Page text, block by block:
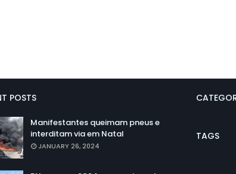
POSTS
Manifestantes queimam pneus e
interditam via em Natal
JANUARY 26, 2024
TAGS